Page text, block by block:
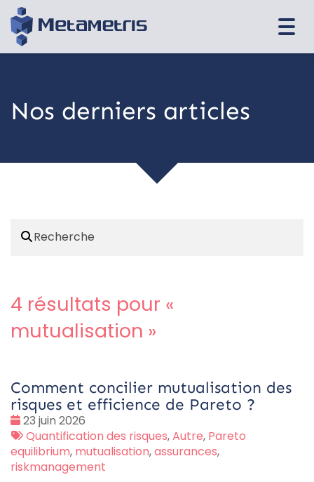
Nos derniers articles
4 résultats pour «
mutualisation »
Comment concilier mutualisation des
risques et efficience de Pareto ?
Date
:
23 juin 2026
Tags
:
Quantification des risques,Autre, Pareto
equilibrium, mutualisation,assurances,
riskmanagement